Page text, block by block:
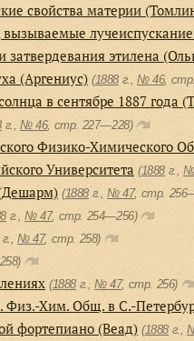
свойства материи
затвердевания этилена
(Аргениус) (1888 г.,№ 46,
в сентябре 1887 года
г.,№ 46, cтр. 227—228)
Физико-Химического
Университета (1888 г.,№
(1888 г.,№ 47, cтр.
г.,№ 47, cтр. 254—256)
г.,№ 47, cтр. 258)
(1888 г.,№ 47, cтр. 256)
Физ.-Хим. Общ. в С.-
фортепиано (Веад) (1888 г.,